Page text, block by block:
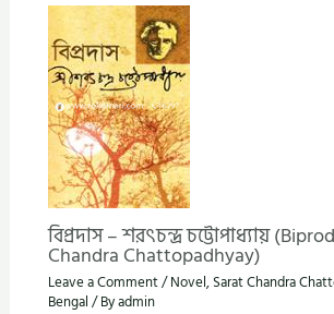
বিপ্রদাস – শরৎচন্দ্র চট্টোপাধ্যায়
Chandra Chattopadhyay)
Leave a Comment/Novel, Sarat Chandra
Bengal / Byadmin